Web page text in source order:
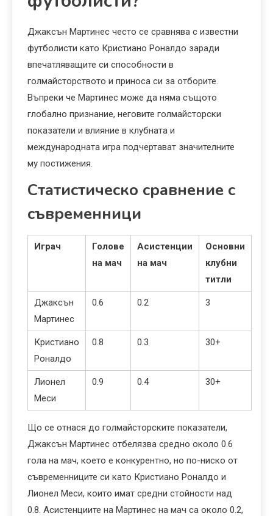
Джаксън Мартинес често се сравнява с известни
футболисти като Кристиано Роналдо заради
впечатляващите си способности в
голмайсторството и приноса си за отборите.
Въпреки че Мартинес може да няма същото
глобално признание, неговите голмайсторски
показатели и влияние в клубната и
международната игра подчертават значителните
му постижения.
Статистическо сравнение с
съвременници
Играч
Голове
на мач
Асистенции
на мач
Основни
клубни
титли
Джаксън
Мартинес
0.6 0.2 3
Кристиано
Роналдо
0.8 0.3 30+
Лионел
Меси
0.9 0.4 30+
Що се отнася до голмайсторските показатели,
Джаксън Мартинес отбелязва средно около 0.6
гола на мач, което е конкурентно, но по-ниско от
съвременниците си като Кристиано Роналдо и
Лионел Меси, които имат средни стойности над
0.8. Асистенциите на Мартинес на мач са около 0.2,